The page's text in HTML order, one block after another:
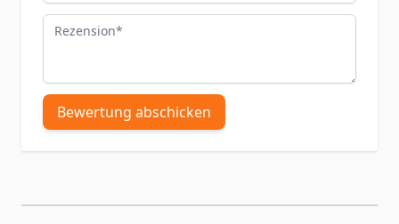
Rezension
Bewertung abschicken